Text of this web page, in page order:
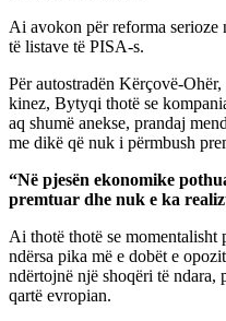
Ai avokon për reforma serioze
të listave të PISA-s.
Për autostradën Kërçovë-
kinez, Bytyqi thotë se
aq shumë anekse, prandaj
me dikë që nuk i përmbush
“Në pjesën ekonomike
premtuar dhe nuk e ka
Ai thotë thotë se
ndërsa pika më e dobët e
ndërtojnë një shoqëri të
qartë evropian.